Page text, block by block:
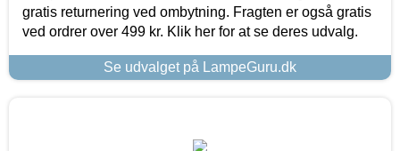
gratis returnering ved ombytning. Fragten er også gratis
ved ordrer over 499 kr. Klik her for at se deres udvalg.
Se udvalget på LampeGuru.dk